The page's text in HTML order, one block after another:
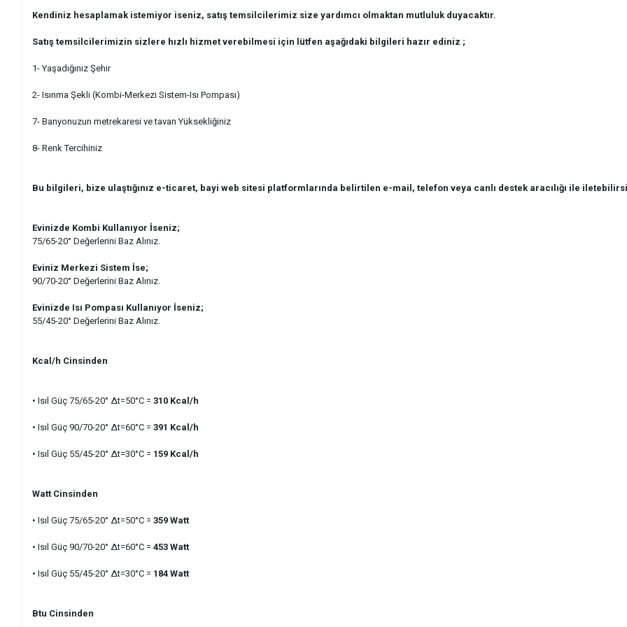
Kendiniz hesaplamak istemiyor iseniz, satış temsilcilerimiz size yardımcı olmaktan mutluluk duyacaktır.
Satış temsilcilerimizin sizlere hızlı hizmet verebilmesi için lütfen aşağıdaki bilgileri hazır ediniz ;
1- Yaşadığınız Şehir
2- Isınma Şekli (Kombi-Merkezi Sistem-Isı Pompası)
7- Banyonuzun metrekaresi ve tavan Yüksekliğiniz
8- Renk Tercihiniz
Bu bilgileri, bize ulaştığınız e-ticaret, bayi web sitesi platformlarında belirtilen e-mail, telefon veya canlı destek aracılığı ile
Evinizde Kombi Kullanıyor İseniz;
75/65-20° Değerlerini Baz Alınız.
Eviniz Merkezi Sistem İse;
90/70-20° Değerlerini Baz Alınız.
Evinizde Isı Pompası Kullanıyor İseniz;
55/45-20° Değerlerini Baz Alınız.
Kcal/h Cinsinden
• Isıl Güç 75/65-20° ∆t=50°C =310 Kcal/h
• Isıl Güç 90/70-20° ∆t=60°C =391 Kcal/h
• Isıl Güç 55/45-20° ∆t=30°C = 159 Kcal/h
Watt Cinsinden
• Isıl Güç 75/65-20° ∆t=50°C =359 Watt
• Isıl Güç 90/70-20° ∆t=60°C =453 Watt
• Isıl Güç 55/45-20° ∆t=30°C = 184 Watt
Btu Cinsinden